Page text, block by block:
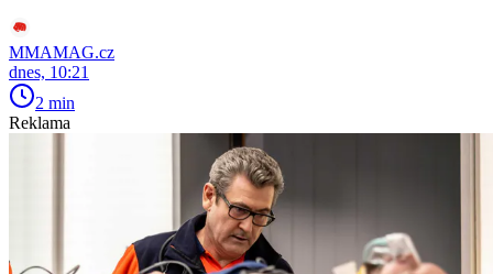
MMAMAG.cz
dnes, 10:21
2 min
Reklama